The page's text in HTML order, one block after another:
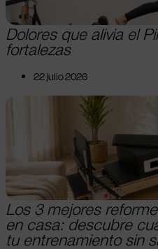
Dolores que alivia el
fortalezas
22 julio 2026
Los 3 mejores
en casa: descubre
tu entrenamiento sin